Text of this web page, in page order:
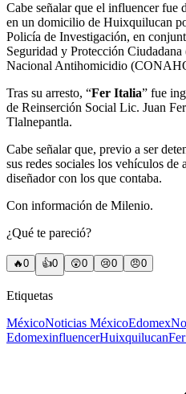
Cabe señalar que el influencer fue
en un domicilio de Huixquilucan
Policía de Investigación, en
Seguridad y Protección
Nacional Antihomicidio
Tras su arresto, “Fer Italia” fue
de Reinserción Social Lic. Juan
Tlalnepantla.
Cabe señalar que, previo a ser
sus redes sociales los vehículos de
diseñador con los que contaba.
Con información de Milenio.
¿Qué te pareció?
🔥0 👍0 😲0 😢0 😠0
Etiquetas
MéxicoNoticias MéxicoEdomex
EdomexinfluencerHuixquilucan